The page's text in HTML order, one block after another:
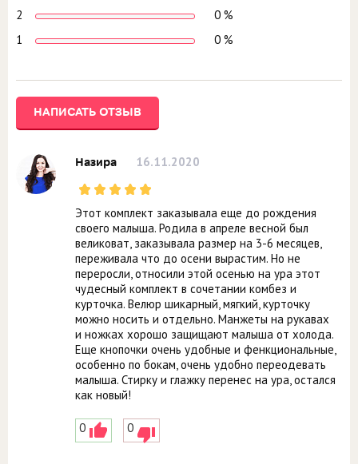
2
0 %
1
0 %
НАПИСАТЬ ОТЗЫВ
Назира 16.11.2020
Этот комплект заказывала еще до рождения
своего малыша. Родила в апреле весной был
великоват, заказывала размер на 3-6 месяцев,
переживала что до осени вырастим. Но не
переросли, относили этой осенью на ура этот
чудесный комплект в сочетании комбез и
курточка. Велюр шикарный, мягкий, курточку
можно носить и отдельно. Манжеты на рукавах
и ножках хорошо защищают малыша от холода.
Еще кнопочки очень удобные и фенкциональные,
особенно по бокам, очень удобно переодевать
малыша. Стирку и глажку перенес на ура, остался
как новый!
0 0